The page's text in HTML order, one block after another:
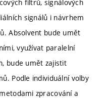
filtrů, signálových
signálů i návrhem
Absolvent bude umět
využívat paralelní
bude umět zajistit
Podle individuální volby
zpracování a